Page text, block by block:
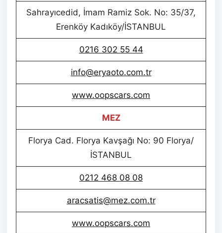
Sahrayıcedid, İmam Ramiz Sok. No: 35/37,
Erenköy Kadıköy/İSTANBUL
0216 302 55 44
info@eryaoto.com.tr
www.oopscars.com
MEZ
Florya Cad. Florya Kavşağı No: 90 Florya/
İSTANBUL
0212 468 08 08
aracsatis@mez.com.tr
www.oopscars.com